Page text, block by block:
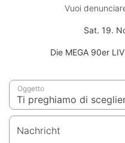
Vuoi
Sat. 19.
Die MEGA 90er
Oggetto
Nachricht